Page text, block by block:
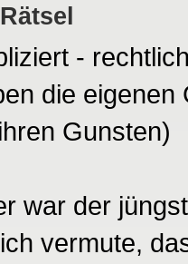
-
die
Gunsten)
war der
vermute,